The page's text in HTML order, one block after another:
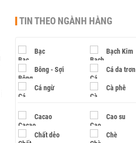
TIN THEO NGÀNH HÀNG
Bạc Bạch Kim
Bông - Sợi Cá da trơn
Cá ngừ Cà phê
Cacao Cao su
Chất dẻo Chè